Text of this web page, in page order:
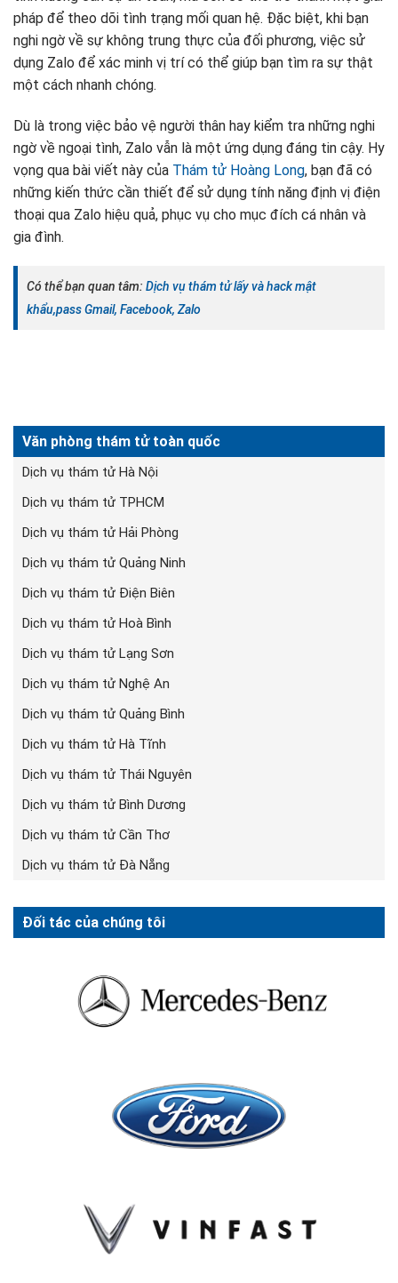
Văn phòng thám tử toàn quốc
Dịch vụ thám tử Hà Nội
Dịch vụ thám tử TPHCM
Dịch vụ thám tử Hải Phòng
Dịch vụ thám tử Quảng Ninh
Dịch vụ thám tử Điện Biên
Dịch vụ thám tử Hoà Bình
Dịch vụ thám tử Lạng Sơn
Dịch vụ thám tử Nghệ An
Dịch vụ thám tử Quảng Bình
Dịch vụ thám tử Hà Tĩnh
Dịch vụ thám tử Thái Nguyên
Dịch vụ thám tử Bình Dương
Dịch vụ thám tử Cần Thơ
Dịch vụ thám tử Đà Nẵng
Đối tác của chúng tôi
pháp để theo dõi tình trạng mối quan hệ. Đặc biệt, khi bạn
nghi ngờ về sự không trung thực của đối phương, việc sử
dụng Zalo để xác minh vị trí có thể giúp bạn tìm ra sự thật
một cách nhanh chóng.
Dù là trong việc bảo vệ người thân hay kiểm tra những nghi
ngờ về ngoại tình, Zalo vẫn là một ứng dụng đáng tin cậy. Hy
vọng qua bài viết này của Thám tử Hoàng Long, bạn đã có
những kiến thức cần thiết để sử dụng tính năng định vị điện
thoại qua Zalo hiệu quả, phục vụ cho mục đích cá nhân và
gia đình.
Có thể bạn quan tâm: Dịch vụ thám tử lấy và hack mật
khẩu,pass Gmail, Facebook, Zalo